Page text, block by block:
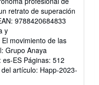
retrato de superación
9788420684833
y
movimiento de las
Grupo Anaya
ES Páginas: 512
del artículo: Happ-2023-